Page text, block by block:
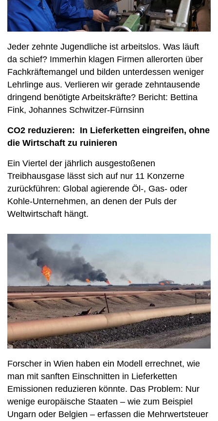
Jeder zehnte Jugendliche ist arbeitslos. Was läuft
da schief? Immerhin klagen Firmen allerorten über
Fachkräftemangel und bilden unterdessen weniger
Lehrlinge aus. Verlieren wir gerade zehntausende
dringend benötigte Arbeitskräfte? Bericht: Bettina
Fink, Johannes Schwitzer-Fürnsinn
CO2 reduzieren: In Lieferketten eingreifen, ohne
die Wirtschaft zu ruinieren
Ein Viertel der jährlich ausgestoßenen
Treibhausgase lässt sich auf nur 11 Konzerne
zurückführen: Global agierende Öl-, Gas- oder
Kohle-Unternehmen, an denen der Puls der
Weltwirtschaft hängt.
Forscher in Wien haben ein Modell errechnet, wie
man mit sanften Einschnitten in Lieferketten
Emissionen reduzieren könnte. Das Problem: Nur
wenige europäische Staaten – wie zum Beispiel
Ungarn oder Belgien – erfassen die Mehrwertsteuer